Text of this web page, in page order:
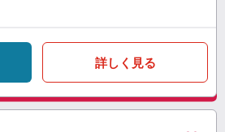
詳しく見る